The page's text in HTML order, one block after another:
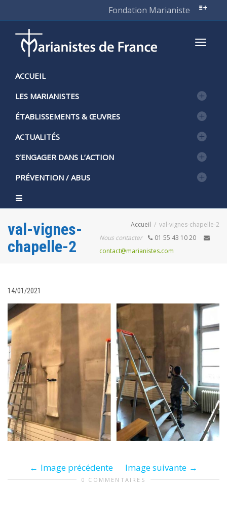
Fondation Marianiste
ACCUEIL
LES MARIANISTES
ÉTABLISSEMENTS & ŒUVRES
ACTUALITÉS
S’ENGAGER DANS L’ACTION
PRÉVENTION / ABUS
val-vignes-
chapelle-2
Accueil
val-vignes-chapelle-2
Nous contacter
01 55 43 10 20
contact@marianistes.com
14/01/2021
Image précédente Image suivante
0 COMMENTAIRES